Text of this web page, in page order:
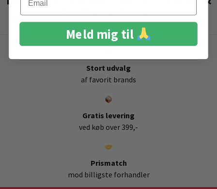
Fill Black Brown
Stort udvalg
af favorit brands
Gratis levering
ved køb over 399,-
Prismatch
mod billigste forhandler
Meld mig til